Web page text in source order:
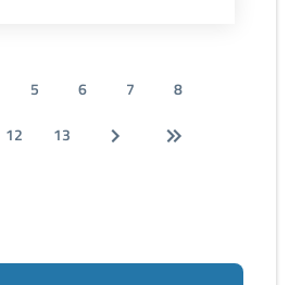
5 6 7
8
12 13